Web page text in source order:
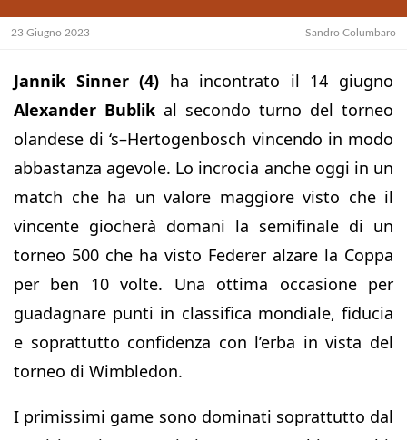
23 Giugno 2023 Sandro Columbaro
Jannik Sinner (4) ha incontrato il 14 giugno
Alexander Bublik al secondo turno del torneo
olandese di ‘s–Hertogenbosch vincendo in modo
abbastanza agevole. Lo incrocia anche oggi in un
match che ha un valore maggiore visto che il
vincente giocherà domani la semifinale di un
torneo 500 che ha visto Federer alzare la Coppa
per ben 10 volte. Una ottima occasione per
guadagnare punti in classifica mondiale, fiducia
e soprattutto confidenza con l’erba in vista del
torneo di Wimbledon.
I primissimi game sono dominati soprattutto dal